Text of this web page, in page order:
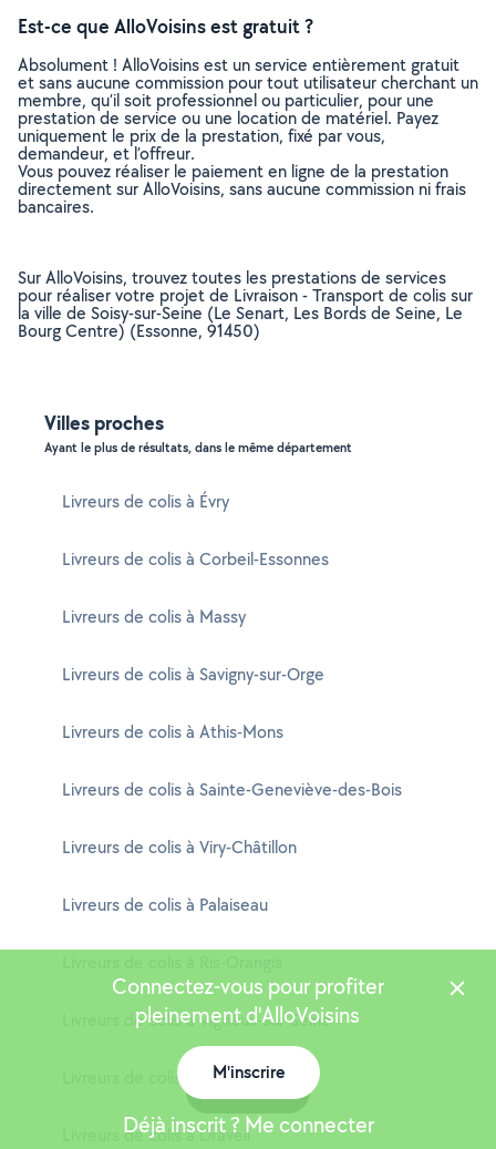
Est-ce que AlloVoisins est gratuit ?
Absolument ! AlloVoisins est un service entièrement gratuit
et sans aucune commission pour tout utilisateur cherchant un
membre, qu’il soit professionnel ou particulier, pour une
prestation de service ou une location de matériel. Payez
uniquement le prix de la prestation, fixé par vous,
demandeur, et l’offreur.
Vous pouvez réaliser le paiement en ligne de la prestation
directement sur AlloVoisins, sans aucune commission ni frais
bancaires.
Sur AlloVoisins, trouvez toutes les prestations de services
pour réaliser votre projet de Livraison - Transport de colis sur
la ville de Soisy-sur-Seine (Le Senart, Les Bords de Seine, Le
Bourg Centre) (Essonne, 91450)
Villes proches
Ayant le plus de résultats, dans le même département
Livreurs de colis à Évry
Livreurs de colis à Corbeil-Essonnes
Livreurs de colis à Massy
Livreurs de colis à Savigny-sur-Orge
Livreurs de colis à Athis-Mons
Livreurs de colis à Sainte-Geneviève-des-Bois
Livreurs de colis à Viry-Châtillon
Livreurs de colis à Palaiseau
Livreurs de colis à Vigneux-sur-Seine
Livreurs de colis à Yerres
Livreurs de colis à Draveil
Connectez-vous pour profiter
pleinement d'AlloVoisins
M'inscrire
Déjà inscrit ? Me connecter